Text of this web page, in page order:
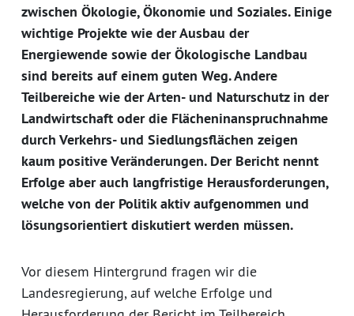
zwischen Ökologie, Ökonomie und Soziales. Einige
wichtige Projekte wie der Ausbau der
Energiewende sowie der Ökologische Landbau
sind bereits auf einem guten Weg. Andere
Teilbereiche wie der Arten- und Naturschutz in der
Landwirtschaft oder die Flächeninanspruchnahme
durch Verkehrs- und Siedlungsflächen zeigen
kaum positive Veränderungen. Der Bericht nennt
Erfolge aber auch langfristige Herausforderungen,
welche von der Politik aktiv aufgenommen und
lösungsorientiert diskutiert werden müssen.
Vor diesem Hintergrund fragen wir die
Landesregierung, auf welche Erfolge und